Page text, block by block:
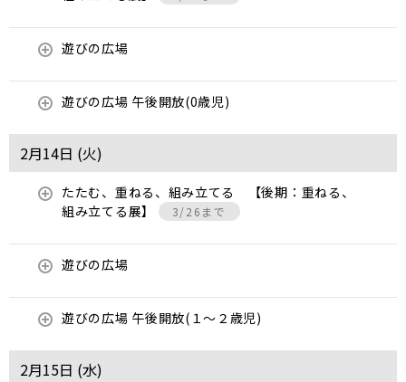
遊びの広場
遊びの広場 午後開放(0歳児)
2月14日 (火)
たたむ、重ねる、組み立てる 【後期：重ねる、
組み立てる展】
3/26まで
遊びの広場
遊びの広場 午後開放(１～２歳児)
2月15日 (水)